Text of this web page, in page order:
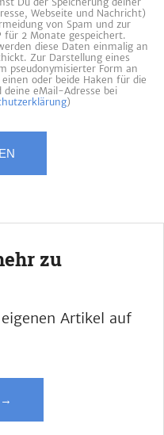
Webseite und Nachricht)
von Spam und zur
für 2 Monate gespeichert.
diese Daten einmalig an
Zur Darstellung eines
pseudonymisierter Form an
oder beide Haken für die
eMail-Adresse bei
)
zu
Artikel auf
→